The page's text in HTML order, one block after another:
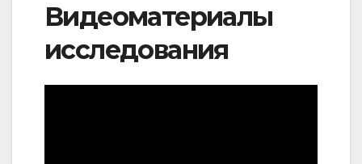
Видеоматериалы
исследования